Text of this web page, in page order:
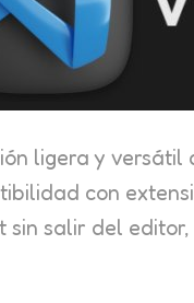
ligera y versátil
con
sin salir del